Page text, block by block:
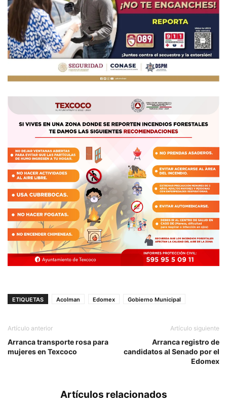
ETIQUETAS Acolman Edomex Gobierno Municipal
Artículo anterior
Arranca transporte rosa para
mujeres en Texcoco
Artículo siguiente
Arranca registro de
candidatos al Senado por el
Edomex
Artículos relacionados